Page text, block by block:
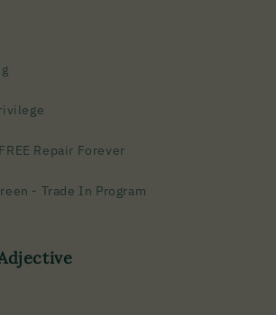
Repair Forever
- Trade In Program